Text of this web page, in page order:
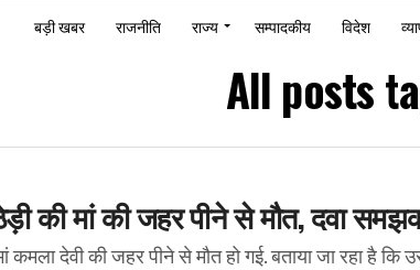
बड़ी खबर राजनीति राज्य सम्पादकीय विदेश
All posts
की मां की जहर पीने से मौत, दवा
कमला देवी की जहर पीने से मौत हो गई. बताया जा रहा है कि